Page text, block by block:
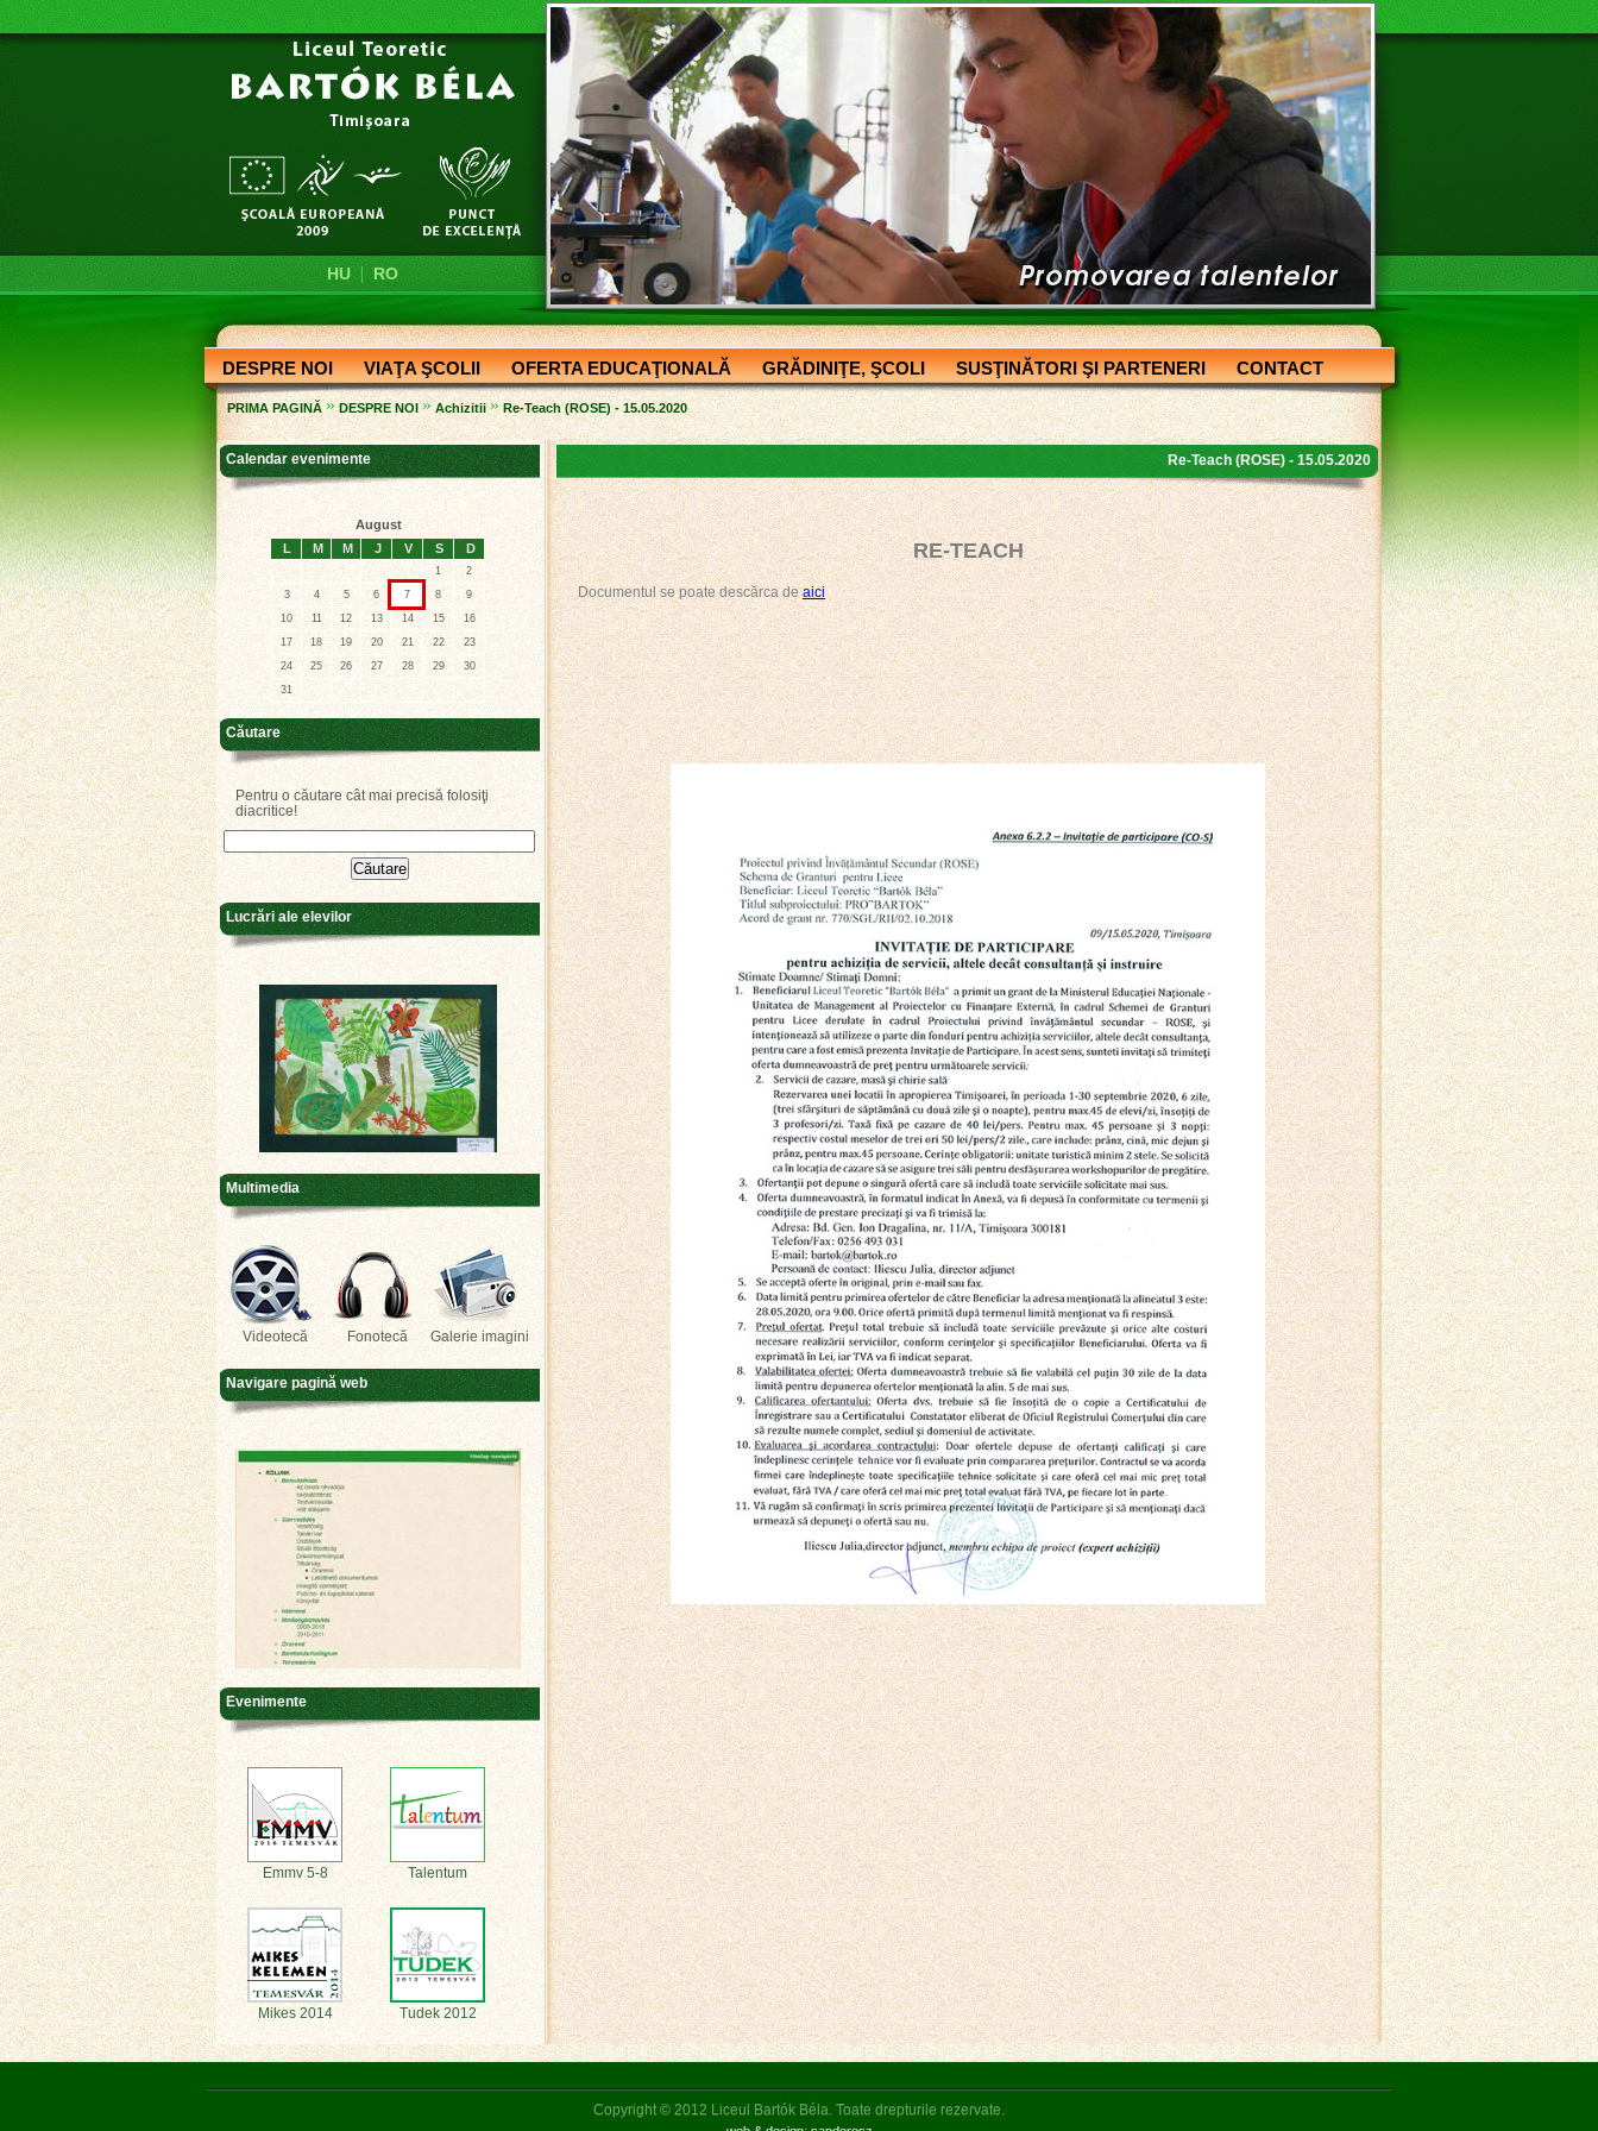
HU| RO
DESPRE NOI VIAŢA ŞCOLII OFERTA EDUCAŢIONALĂ GRĂDINIŢE, ŞCOLI SUSŢINĂTORI ŞI PARTENERI CONTACT
PRIMA PAGINĂ » DESPRE NOI » Achizitii » Re-Teach (ROSE) - 15.05.2020
Re-Teach (ROSE) - 15.05.2020
RE-TEACH
Documentul se poate descărca de aici
Calendar evenimente
August
L
M M J V S D
1
2
3
4 5 6 7 8
9
10
11 12 13 14 15
16
17
18 19 20 21 22
23
24
25 26 27 28 29
30
31
Căutare
Pentru o căutare cât mai precisă folosiţi
diacritice!
Lucrări ale elevilor
Multimedia
Videotecă Fonotecă Galerie imagini
Navigare pagină web
Evenimente
Emmv 5-8 Talentum
Mikes 2014 Tudek 2012
Copyright © 2012 Liceul Bartók Béla. Toate drepturile rezervate.